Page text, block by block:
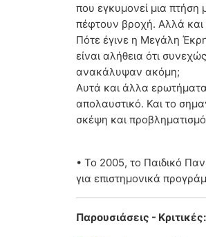
που εγκυμονεί μια πτήση
πέφτουν βροχή. Αλλά και
Πότε έγινε η Μεγάλη
είναι αλήθεια ότι
ανακάλυψαν ακόμη;
Αυτά και άλλα
απολαυστικό. Και το
σκέψη και
• Το 2005, το Παιδικό
για επιστημονικά
Παρουσιάσεις - Κριτικές: